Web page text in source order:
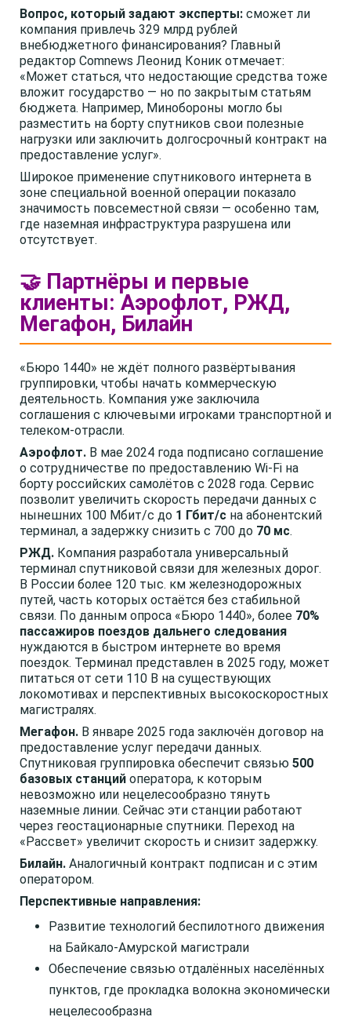
Вопрос, который задают эксперты: сможет ли
компания привлечь 329 млрд рублей
внебюджетного финансирования? Главный
редактор Comnews Леонид Коник отмечает:
«Может статься, что недостающие средства тоже
вложит государство — но по закрытым статьям
бюджета. Например, Минобороны могло бы
разместить на борту спутников свои полезные
нагрузки или заключить долгосрочный контракт на
предоставление услуг».
Широкое применение спутникового интернета в
зоне специальной военной операции показало
значимость повсеместной связи — особенно там,
где наземная инфраструктура разрушена или
отсутствует.
🤝 Партнёры и первые
клиенты: Аэрофлот, РЖД,
Мегафон, Билайн
«Бюро 1440» не ждёт полного развёртывания
группировки, чтобы начать коммерческую
деятельность. Компания уже заключила
соглашения с ключевыми игроками транспортной и
телеком-отрасли.
Аэрофлот. В мае 2024 года подписано соглашение
о сотрудничестве по предоставлению Wi-Fi на
борту российских самолётов с 2028 года. Сервис
позволит увеличить скорость передачи данных с
нынешних 100 Мбит/с до 1 Гбит/с на абонентский
терминал, а задержку снизить с 700 до 70 мс.
РЖД. Компания разработала универсальный
терминал спутниковой связи для железных дорог.
В России более 120 тыс. км железнодорожных
путей, часть которых остаётся без стабильной
связи. По данным опроса «Бюро 1440», более 70%
пассажиров поездов дальнего следования
нуждаются в быстром интернете во время
поездок. Терминал представлен в 2025 году, может
питаться от сети 110 В на существующих
локомотивах и перспективных высокоскоростных
магистралях.
Мегафон. В январе 2025 года заключён договор на
предоставление услуг передачи данных.
Спутниковая группировка обеспечит связью 500
базовых станций оператора, к которым
невозможно или нецелесообразно тянуть
наземные линии. Сейчас эти станции работают
через геостационарные спутники. Переход на
«Рассвет» увеличит скорость и снизит задержку.
Билайн. Аналогичный контракт подписан и с этим
оператором.
Перспективные направления:
Развитие технологий беспилотного движения
на Байкало-Амурской магистрали
Обеспечение связью отдалённых населённых
пунктов, где прокладка волокна экономически
нецелесообразна